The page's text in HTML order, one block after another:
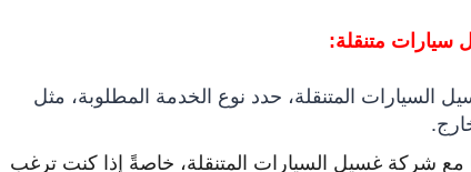
متنقلة:
السيارات المتنقلة، حدد نوع الخدمة المطلوبة، مثل
شركة غسيل السيارات المتنقلة، خاصةً إذا كنت ترغب